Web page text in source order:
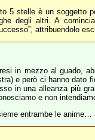
5 stelle è un soggetto
degli altri. A
attribuendolo
in mezzo al guado,
e però ci hanno dato
in una alleanza più
e non
entrambe le anime…